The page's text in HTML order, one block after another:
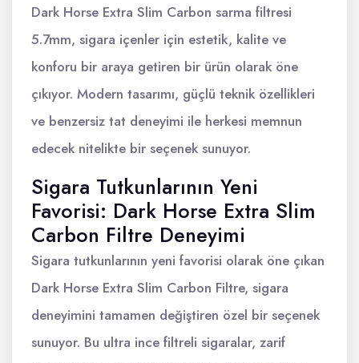
Dark Horse Extra Slim Carbon sarma filtresi
5.7mm, sigara içenler için estetik, kalite ve
konforu bir araya getiren bir ürün olarak öne
çıkıyor. Modern tasarımı, güçlü teknik özellikleri
ve benzersiz tat deneyimi ile herkesi memnun
edecek nitelikte bir seçenek sunuyor.
Sigara Tutkunlarının Yeni
Favorisi: Dark Horse Extra Slim
Carbon Filtre Deneyimi
Sigara tutkunlarının yeni favorisi olarak öne çıkan
Dark Horse Extra Slim Carbon Filtre, sigara
deneyimini tamamen değiştiren özel bir seçenek
sunuyor. Bu ultra ince filtreli sigaralar, zarif